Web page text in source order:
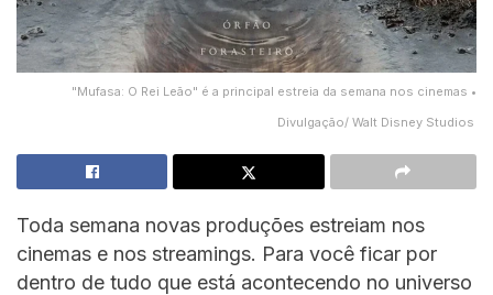
"Mufasa: O Rei Leão" é a principal estreia da semana nos cinemas •
Divulgação/ Walt Disney Studios
Toda semana novas produções estreiam nos
cinemas e nos streamings. Para você ficar por
dentro de tudo que está acontecendo no universo